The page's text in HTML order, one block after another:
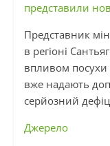
представили
Представник
в регіоні
впливом
вже надають
серйозний
Джерело